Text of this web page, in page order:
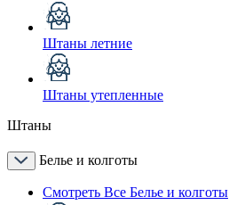
Штаны летние
Штаны утепленные
Штаны
Белье и колготы
Смотреть Все Белье и колготы